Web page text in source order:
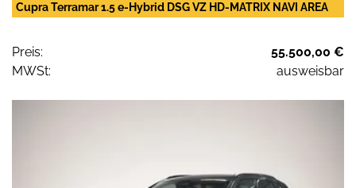
Cupra Terramar 1.5 e-Hybrid DSG VZ HD-MATRIX NAVI AREA
Preis:
55.500,00 €
MWSt:
ausweisbar